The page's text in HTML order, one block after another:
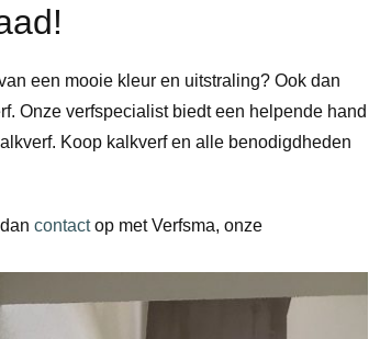
een mooie kleur en uitstraling? Ook dan
Onze verfspecialist biedt een helpende hand
Koop kalkverf en alle benodigdheden
contactop met Verfsma, onze